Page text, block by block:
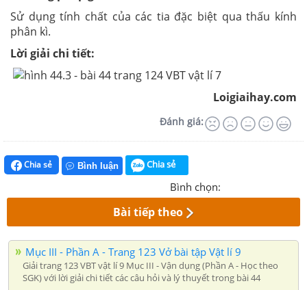
Sử dụng tính chất của các tia đặc biệt qua thấu kính
phân kì.
Lời giải chi tiết:
Loigiaihay.com
Đánh giá:
Chia sẻ Bình luận Chia sẻ
Bình chọn:
Bài tiếp theo
Mục III - Phần A - Trang 123 Vở bài tập Vật lí 9
Giải trang 123 VBT vật lí 9 Mục III - Vận dụng (Phần A - Học theo
SGK) với lời giải chi tiết các câu hỏi và lý thuyết trong bài 44